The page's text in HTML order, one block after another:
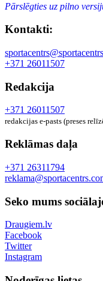
Pārslēgties uz pilno
Kontakti:
+371 26011507
Redakcija
+371 26011507
redakcijas e-pasts (preses
Reklāmas daļa
+371 26311794
Seko mums
Draugiem.lv
Facebook
Twitter
Instagram